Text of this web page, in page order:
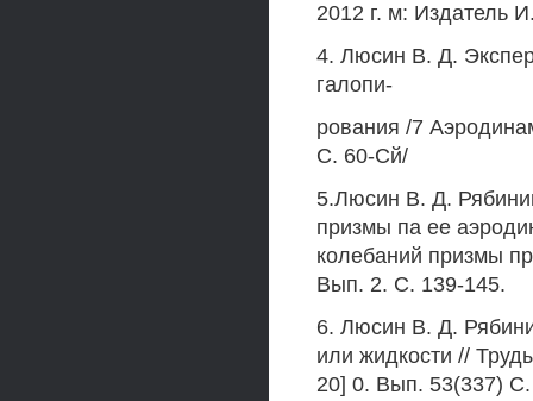
2012 г. м: Издатель
4. Люсин В. Д.
галопи-
рования /7
С. 60-Сй/
5.Люсин В. Д.
призмы па ее
колебаний призмы
Вып. 2. С. 139-145.
6. Люсин В. Д.
или жидкости //
20] 0. Вып. 53(337)